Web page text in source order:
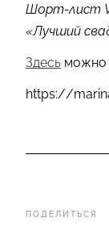
ПОДЕЛИТЬСЯ
Шорт-лист
«Лучший
Здесь можно
https://